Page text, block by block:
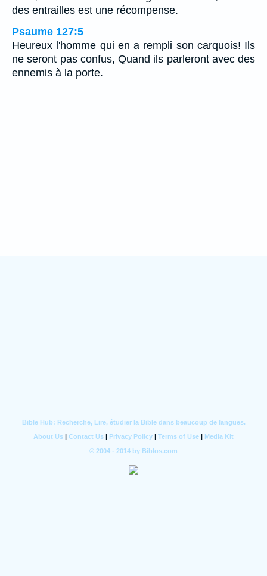
des entrailles est une récompense.
Psaume 127:5
Heureux l'homme qui en a rempli son carquois! Ils
ne seront pas confus, Quand ils parleront avec des
ennemis à la porte.